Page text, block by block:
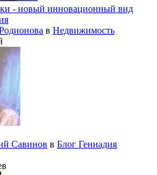
- новый инновационный вид
в Недвижимость
Савинов в Блог Геннадия